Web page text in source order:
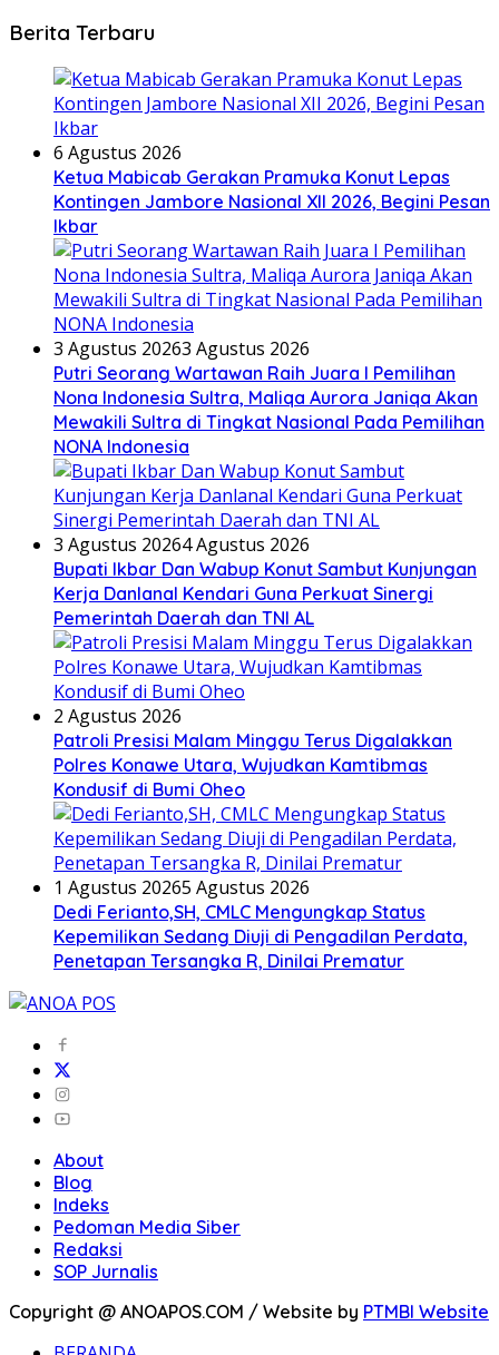
Berita Terbaru
6 Agustus 2026
Ketua Mabicab Gerakan Pramuka Konut Lepas
Kontingen Jambore Nasional XII 2026, Begini Pesan
Ikbar
3 Agustus 20263 Agustus 2026
Putri Seorang Wartawan ‎Raih Juara I Pemilihan
Nona Indonesia Sultra, Maliqa Aurora Janiqa Akan
Mewakili Sultra di Tingkat Nasional Pada Pemilihan
NONA Indonesia
3 Agustus 20264 Agustus 2026
Bupati Ikbar Dan Wabup Konut Sambut Kunjungan
Kerja Danlanal Kendari Guna Perkuat Sinergi
Pemerintah Daerah dan TNI AL
2 Agustus 2026
Patroli Presisi Malam Minggu Terus Digalakkan
Polres Konawe Utara, Wujudkan Kamtibmas
Kondusif di Bumi Oheo
1 Agustus 20265 Agustus 2026
Dedi Ferianto,SH, CMLC Mengungkap Status
Kepemilikan Sedang Diuji di Pengadilan Perdata,
Penetapan Tersangka R, Dinilai Prematur
About
Blog
Indeks
Pedoman Media Siber
Redaksi
SOP Jurnalis
Copyright @ ANOAPOS.COM / Website by PTMBI Website